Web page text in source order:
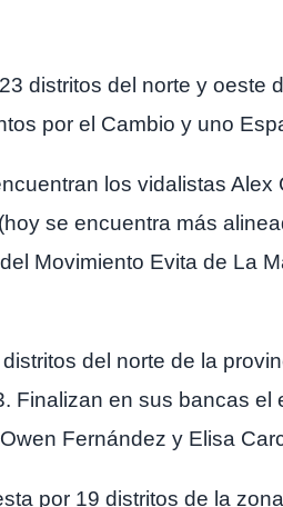
distritos del norte y
por el Cambio y uno
los vidalistas
se encuentra más
Movimiento Evita de La
del norte de la
Finalizan en sus bancas
Fernández y Elisa
por 19 distritos de la